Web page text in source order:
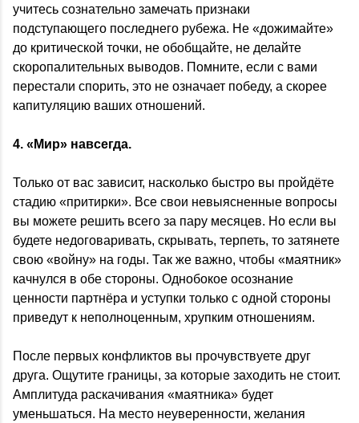
учитесь сознательно замечать признаки
подступающего последнего рубежа. Не «дожимайте»
до критической точки, не обобщайте, не делайте
скоропалительных выводов. Помните, если с вами
перестали спорить, это не означает победу, а скорее
капитуляцию ваших отношений.
4. «Мир» навсегда.
Только от вас зависит, насколько быстро вы пройдёте
стадию «притирки». Все свои невыясненные вопросы
вы можете решить всего за пару месяцев. Но если вы
будете недоговаривать, скрывать, терпеть, то затянете
свою «войну» на годы. Так же важно, чтобы «маятник»
качнулся в обе стороны. Однобокое осознание
ценности партнёра и уступки только с одной стороны
приведут к неполноценным, хрупким отношениям.
После первых конфликтов вы прочувствуете друг
друга. Ощутите границы, за которые заходить не стоит.
Амплитуда раскачивания «маятника» будет
уменьшаться. На место неуверенности, желания